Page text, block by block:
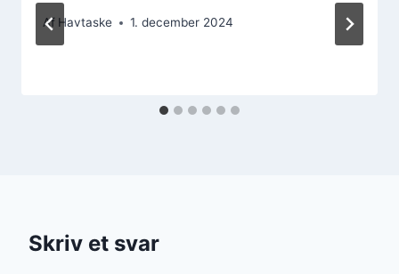
Af Havtaske 1. december 2024
Skriv et svar